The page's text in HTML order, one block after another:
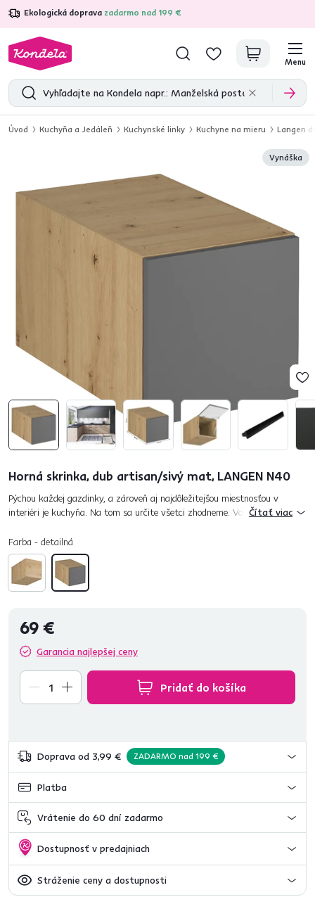
Ekologická doprava zadarmo nad 199 €
4,7 31 285overených produktových recenzií
Menu
Úvod Kuchyňa a Jedáleň Kuchynské linky Kuchyne na mieru Langen
Vynáška
Horná skrinka, dub artisan/sivý mat, LANGEN N40
Pýchou každej gazdinky, a zároveň aj najdôležitejšou miestnosťou v
interiéri je kuchyňa. Na tom sa určite všetci zhodneme. Varenie má byť
Čítať viac
Farba - detailná
69 €
Garancia najlepšej ceny
Pridať do košíka
Doprava od 3,99 € ZADARMO nad 199 €
Platba
Vrátenie do 60 dní zadarmo
Dostupnosť v predajniach
Stráženie ceny a dostupnosti